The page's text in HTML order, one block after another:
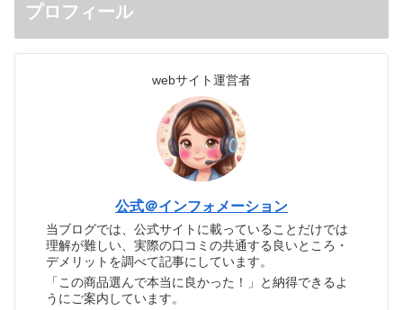
プロフィール
webサイト運営者
公式＠インフォメーション
当ブログでは、公式サイトに載っていることだけでは
理解が難しい、実際の口コミの共通する良いところ・
デメリットを調べて記事にしています。
「この商品選んで本当に良かった！」と納得できるよ
うにご案内しています。